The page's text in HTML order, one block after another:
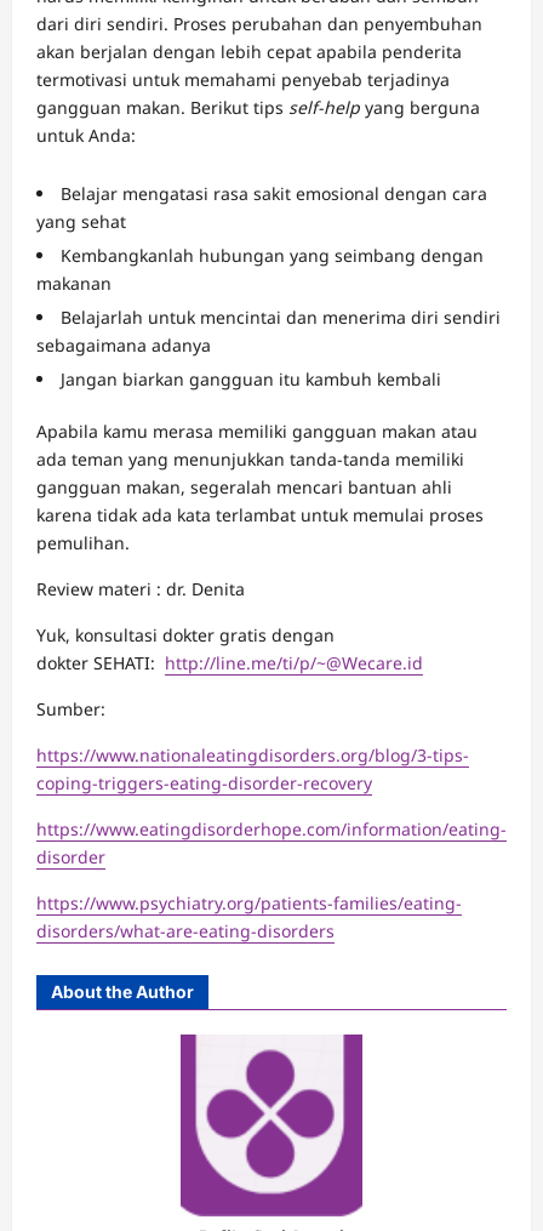
dari diri sendiri. Proses perubahan dan penyembuhan
akan berjalan dengan lebih cepat apabila penderita
termotivasi untuk memahami penyebab terjadinya
gangguan makan. Berikut tips self-help yang berguna
untuk Anda:
Belajar mengatasi rasa sakit emosional dengan cara
yang sehat
Kembangkanlah hubungan yang seimbang dengan
makanan
Belajarlah untuk mencintai dan menerima diri sendiri
sebagaimana adanya
Jangan biarkan gangguan itu kambuh kembali
Apabila kamu merasa memiliki gangguan makan atau
ada teman yang menunjukkan tanda-tanda memiliki
gangguan makan, segeralah mencari bantuan ahli
karena tidak ada kata terlambat untuk memulai proses
pemulihan.
Review materi : dr. Denita
Yuk, konsultasi dokter gratis dengan
dokter SEHATI: http://line.me/ti/p/~@Wecare.id
Sumber:
https://www.nationaleatingdisorders.org/blog/3-tips-
coping-triggers-eating-disorder-recovery
https://www.eatingdisorderhope.com/information/eating-
disorder
https://www.psychiatry.org/patients-families/eating-
disorders/what-are-eating-disorders
About the Author